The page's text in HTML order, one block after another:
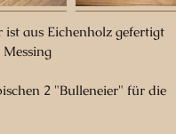
aus Eichenholz gefertigt
2 "Bulleneier" für die